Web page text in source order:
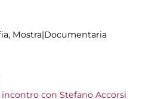
Mostra|Documentaria
con Stefano Accorsi